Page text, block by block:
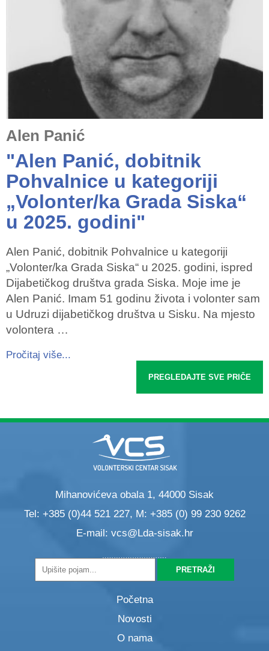
Alen Panić
"Alen Panić, dobitnik
Pohvalnice u kategoriji
„Volonter/ka Grada Siska“
u 2025. godini"
Alen Panić, dobitnik Pohvalnice u kategoriji
„Volonter/ka Grada Siska“ u 2025. godini, ispred
Dijabetičkog društva grada Siska. Moje ime je
Alen Panić. Imam 51 godinu života i volonter sam
u Udruzi dijabetičkog društva u Sisku. Na mjesto
volontera …
Pročitaj više...
PREGLEDAJTE SVE PRIČE
Mihanovićeva obala 1, 44000 Sisak
Tel: +385 (0)44 521 227, M: +385 (0) 99 230 9262
E-mail: vcs@Lda-sisak.hr
Početna
Novosti
O nama